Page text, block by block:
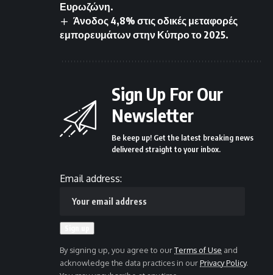
Ευρωζώνη.
Άνοδος 4,8% στις οδικές μεταφορές
εμπορευμάτων στην Κύπρο το 2025.
Sign Up For Our
Newsletter
Be keep up! Get the latest breaking news
delivered straight to your inbox.
Email address:
By signing up, you agree to ourTerms of Use and
acknowledge the data practices in ourPrivacy Policy.